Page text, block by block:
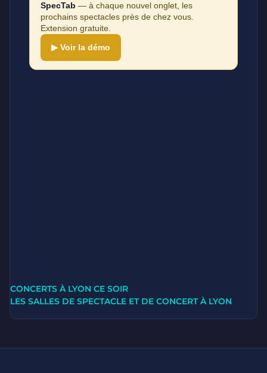
SpecTab — à chaque nouvel onglet, les
prochains spectacles près de chez vous.
Extension gratuite.
▶ Voir la démo
CONCERTS À LYON CE SOIR
LES SALLES DE SPECTACLE ET DE CONCERT À LYON